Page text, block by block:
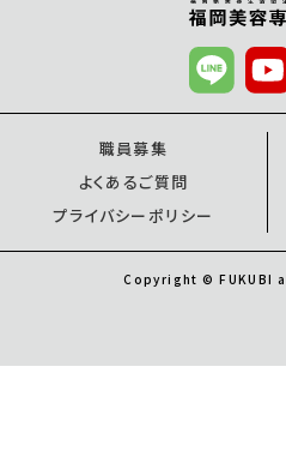
職員募集
よくあるご質問
プライバシーポリシー
Copyright © FUKUBI